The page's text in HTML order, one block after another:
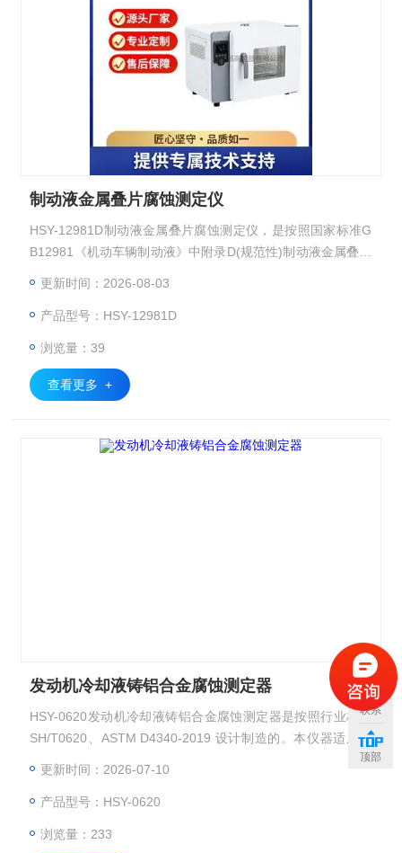
制动液金属叠片腐蚀测定仪
HSY-12981D制动液金属叠片腐蚀测定仪，是按照国家标准G
B12981《机动车辆制动液》中附录D(规范性)制动液金属叠片
金属叠片进行制动液腐蚀检验评估制动液的腐蚀状况。原理：
件
更新时间：2026-08-03
产品型号：HSY-12981D
浏览量：39
查看更多 +
发动机冷却液铸铝合金腐蚀测定器
HSY-0620发动机冷却液铸铝合金腐蚀测定器是按照行业标准
SH/T0620、ASTM D4340-2019 设计制造的。本仪器适用于
更新时间：2026-07-10
产品型号：HSY-0620
浏览量：233
联系
顶部